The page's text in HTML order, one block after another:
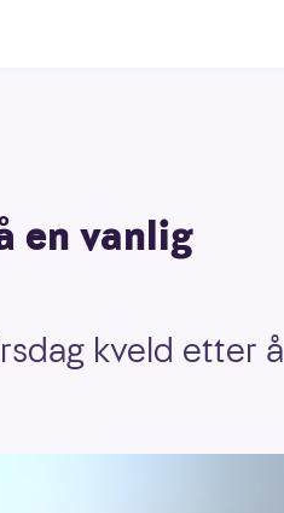
en vanlig
kveld etter å